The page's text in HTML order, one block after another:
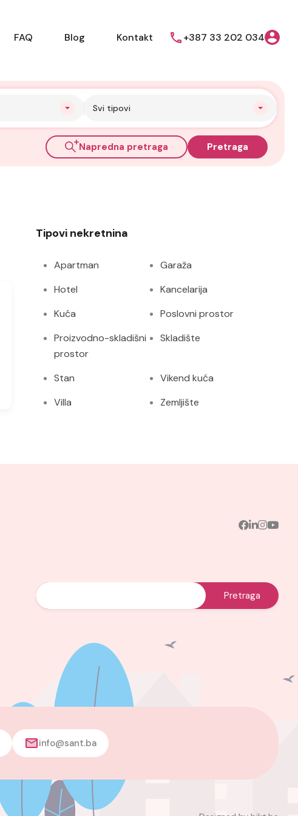
FAQ Blog Kontakt +387 33 202 034
Svi tipovi
Napredna pretraga Pretraga
Tipovi nekretnina
Apartman
Garaža
Hotel
Kancelarija
Kuća
Poslovni prostor
Proizvodno-skladišni
prostor
Skladište
Stan
Vikend kuća
Villa
Zemljište
info@sant.ba